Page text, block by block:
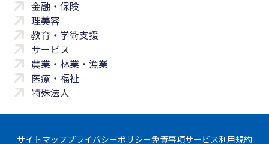
金融・保険
理美容
教育・学術支援
サービス
農業・林業・漁業
医療・福祉
特殊法人
サイトマッププライバシーポリシー免責事項サービス利用規約